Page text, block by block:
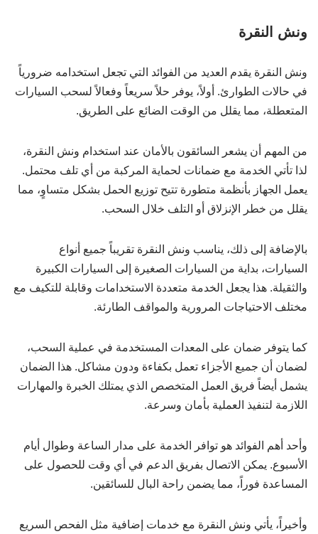
ونش النقرة
ونش النقرة يقدم العديد من الفوائد التي تجعل استخدامه ضرورياً
في حالات الطوارئ. أولاً، يوفر حلاً سريعاً وفعالاً لسحب السيارات
المتعطلة، مما يقلل من الوقت الضائع على الطريق.
من المهم أن يشعر السائقون بالأمان عند استخدام ونش النقرة،
لذا تأتي الخدمة مع ضمانات لحماية المركبة من أي تلف محتمل.
يعمل الجهاز بأنظمة متطورة تتيح توزيع الحمل بشكل متساوٍ، مما
يقلل من خطر الإنزلاق أو التلف خلال السحب.
بالإضافة إلى ذلك، يناسب ونش النقرة تقريباً جميع أنواع
السيارات، بداية من السيارات الصغيرة إلى السيارات الكبيرة
والثقيلة. هذا يجعل الخدمة متعددة الاستخدامات وقابلة للتكيف مع
مختلف الاحتياجات المرورية والمواقف الطارئة.
كما يتوفر ضمان على المعدات المستخدمة في عملية السحب،
لضمان أن جميع الأجزاء تعمل بكفاءة ودون مشاكل. هذا الضمان
يشمل أيضاً فريق العمل المتخصص الذي يمتلك الخبرة والمهارات
اللازمة لتنفيذ العملية بأمان وسرعة.
وأحد أهم الفوائد هو توافر الخدمة على مدار الساعة وطوال أيام
الأسبوع. يمكن الاتصال بفريق الدعم في أي وقت للحصول على
المساعدة فوراً، مما يضمن راحة البال للسائقين.
وأخيراً، يأتي ونش النقرة مع خدمات إضافية مثل الفحص السريع